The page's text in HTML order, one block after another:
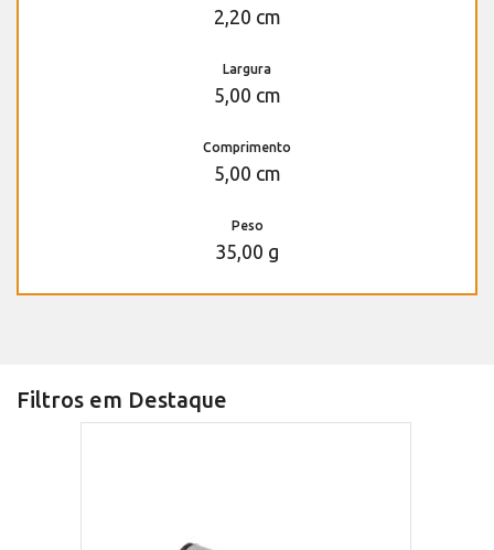
2,20 cm
Largura
5,00 cm
Comprimento
5,00 cm
Peso
35,00 g
Filtros em Destaque